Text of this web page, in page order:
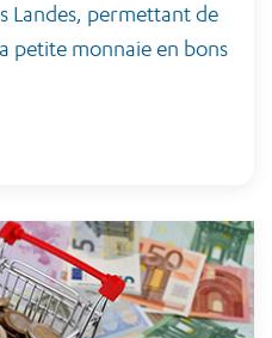
Landes, permettant de
petite monnaie en bons